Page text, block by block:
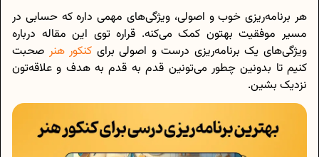
هر برنامه‌ریزی خوب و اصولی، ویژگی‌های مهمی داره که حسابی در
مسیر موفقیت بهتون کمک می‌کنه. قراره توی این مقاله درباره
ویژگی‌های یک برنامه‌ریزی درست و اصولی برای کنکور هنر صحبت
کنیم تا بدونین چطور می‌تونین قدم به قدم به هدف و علاقه‌تون
نزدیک بشین.